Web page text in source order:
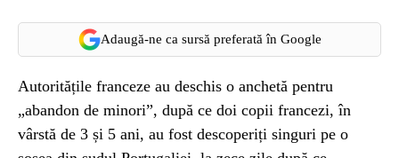
Adaugă-ne ca sursă preferată în Google
Autoritățile franceze au deschis o anchetă pentru
„abandon de minori”, după ce doi copii francezi, în
vârstă de 3 și 5 ani, au fost descoperiți singuri pe o